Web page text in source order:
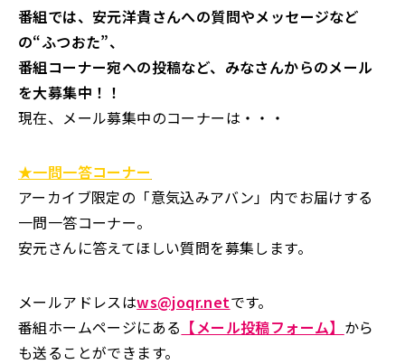
番組では、安元洋貴さんへの質問やメッセージなど
の“ふつおた”、
番組コーナー宛への投稿など、みなさんからのメール
を大募集中！！
現在、メール募集中のコーナーは・・・
★一問一答コーナー
アーカイブ限定の「意気込みアバン」内でお届けする
一問一答コーナー。
安元さんに答えてほしい質問を募集します。
メールアドレスはws@joqr.netです。
番組ホームページにある 【メール投稿フォーム】 から
も送ることができます。